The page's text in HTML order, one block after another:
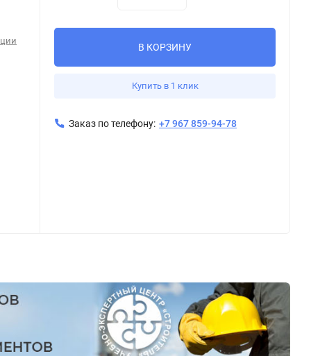
В КОРЗИНУ
Купить в 1 клик
Заказ по телефону: +7 967 859-94-78